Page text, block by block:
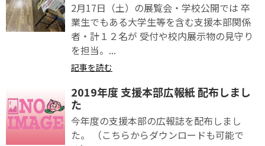
2月17日（土）の展覧会・学校公開では 卒
業生でもある大学生等を含む支援本部関係
者・計１２名が 受付や校内展示物の見守り
を担当。...
記事を読む
2019年度 支援本部広報紙 配布しまし
た
今年度の支援本部の広報誌を配布しまし
た。 （こちらからダウンロードも可能で